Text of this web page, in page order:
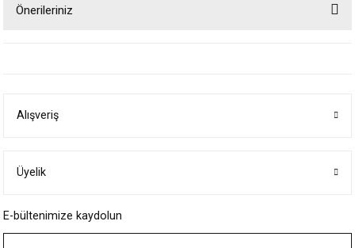
Önerileriniz
Ürün bilgilerinde hatalar bulunuyor.
Bu ürüne benzer farklı alternatifler olmalı.
Alışveriş
Üyelik
E-bültenimize kaydolun